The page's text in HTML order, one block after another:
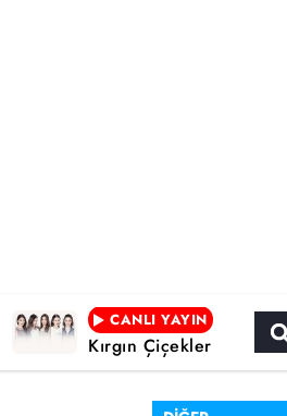
CANLI YAYIN
Kırgın Çiçekler